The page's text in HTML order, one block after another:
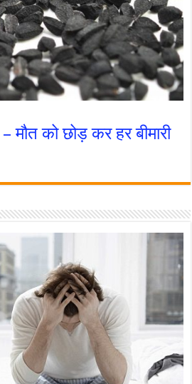
को छोड़ कर हर बीमारी